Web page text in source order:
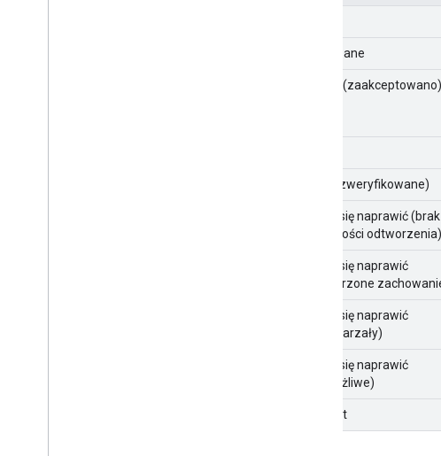
Przypisane
W toku (zaakceptowano)
Stałe (zweryfikowane)
Nie da się naprawić (brak
możliwości odtworzenia)
Nie da się naprawić
(zamierzone
Nie da się naprawić
(przestarzały)
Nie da się naprawić
(niemożliwe)
Duplikat